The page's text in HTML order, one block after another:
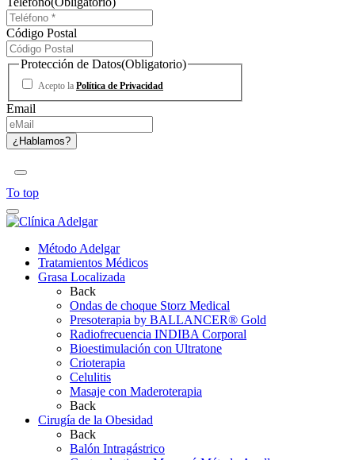
Código Postal
Protección de Datos(Obligatorio)
Acepto la Política de Privacidad
Email
To top
Método Adelgar
Tratamientos Médicos
Grasa Localizada
Back
Ondas de choque Storz Medical
Presoterapia by BALLANCER® Gold
Radiofrecuencia INDIBA Corporal
Bioestimulación con Ultratone
Crioterapia
Celulitis
Masaje con Maderoterapia
Back
Cirugía de la Obesidad
Back
Balón Intragástrico